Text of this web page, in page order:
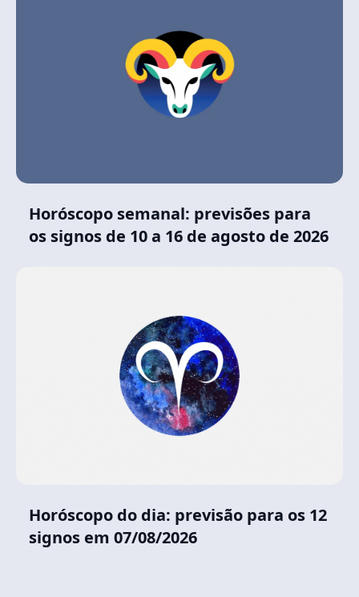
Horóscopo semanal: previsões para
os signos de 10 a 16 de agosto de 2026
Horóscopo do dia: previsão para os 12
signos em 07/08/2026